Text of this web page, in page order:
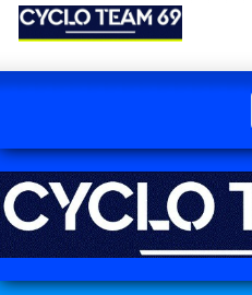
Panneau de gestion des cookies